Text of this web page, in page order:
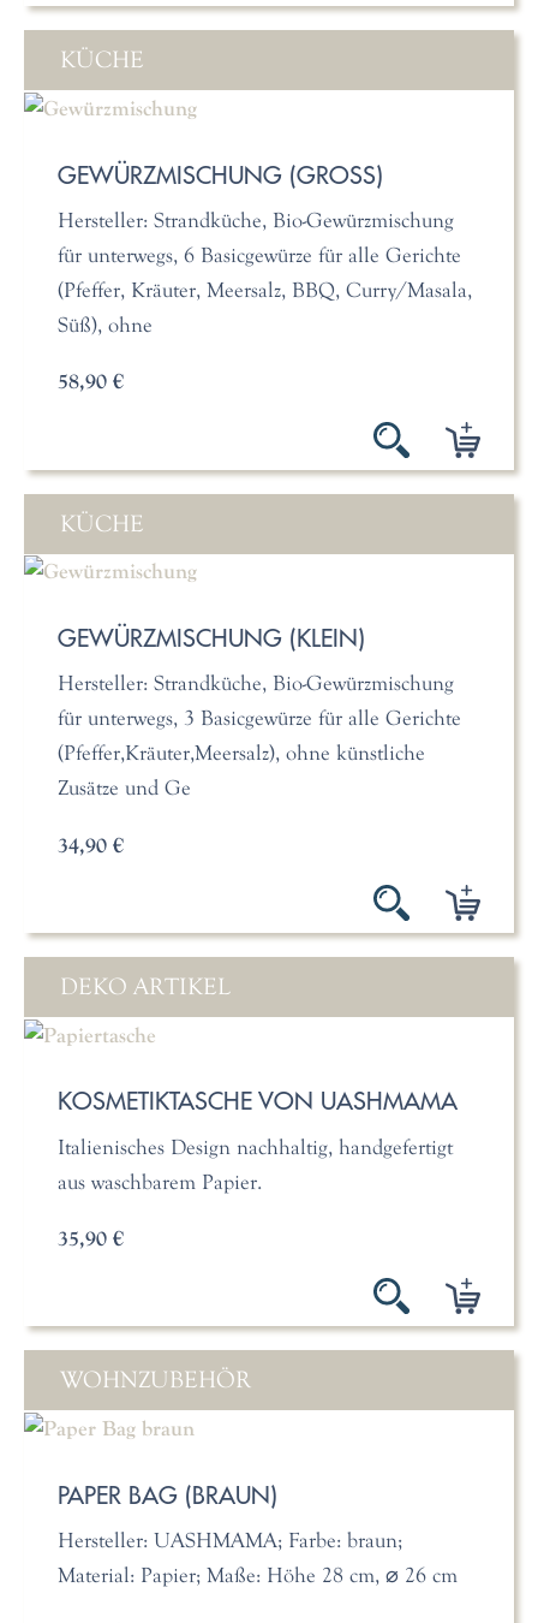
KÜCHE
GEWÜRZMISCHUNG (GROSS)
Hersteller: Strandküche, Bio-Gewürzmischung
für unterwegs, 6 Basicgewürze für alle Gerichte
(Pfeffer, Kräuter, Meersalz, BBQ, Curry/Masala,
Süß), ohne
58,90 €
KÜCHE
GEWÜRZMISCHUNG (KLEIN)
Hersteller: Strandküche, Bio-Gewürzmischung
für unterwegs, 3 Basicgewürze für alle Gerichte
(Pfeffer,Kräuter,Meersalz), ohne künstliche
Zusätze und Ge
34,90 €
DEKO ARTIKEL
KOSMETIKTASCHE VON UASHMAMA
Italienisches Design nachhaltig, handgefertigt
aus waschbarem Papier.
35,90 €
WOHNZUBEHÖR
PAPER BAG (BRAUN)
Hersteller: UASHMAMA; Farbe: braun;
Material: Papier; Maße: Höhe 28 cm, ⌀ 26 cm